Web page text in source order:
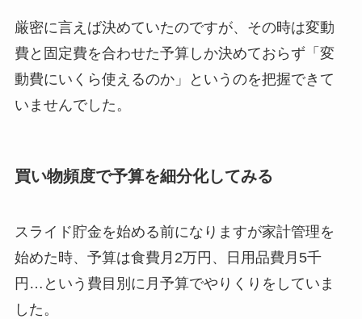
厳密に言えば決めていたのですが、その時は変動
費と固定費を合わせた予算しか決めておらず「変
動費にいくら使えるのか」というのを把握できて
いませんでした。
買い物頻度で予算を細分化してみる
スライド貯金を始める前になりますが家計管理を
始めた時、予算は食費月2万円、日用品費月5千
円…という費目別に月予算でやりくりをしていま
した。